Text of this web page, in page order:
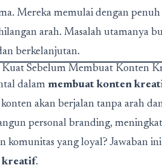
Mereka memulai dengan
arah. Masalah utamanya
berkelanjutan.
Sebelum Membuat Konten
dalam membuat konten
akan berjalan tanpa arah
personal branding,
komunitas yang loyal? Jawaban
kreatif.